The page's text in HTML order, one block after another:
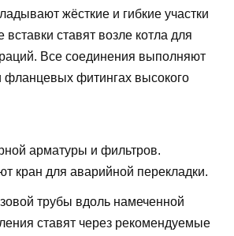
жёсткие и гибкие участки
вставки ставят возле котла для
Все соединения выполняют
фланцевых фитингах высокого
арматуры и фильтров.
кран для аварийной перекладки.
трубы вдоль намеченной
ставят через рекомендуемые